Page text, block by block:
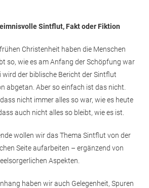
Sintflut, Fakt oder Fiktion
Christenheit haben die Menschen
so, wie es am Anfang der Schöpfung war
wird der biblische Bericht der Sintflut
abgetan. Aber so einfach ist das nicht.
nicht immer alles so war, wie es heute
auch nicht alles so bleibt, wie es ist.
wollen wir das Thema Sintflut von der
Seite aufarbeiten – ergänzend von
Aspekten.
haben wir auch Gelegenheit, Spuren